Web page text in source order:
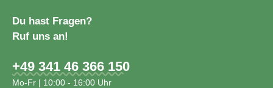
Du hast Fragen?
Ruf uns an!
+49 341 46 366 150
Mo-Fr | 10:00 - 16:00 Uhr